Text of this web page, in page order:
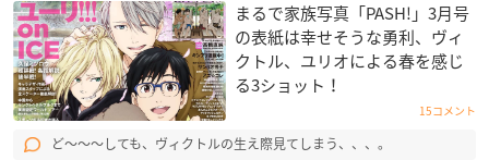
まるで家族写真「PASH!」3月号
の表紙は幸せそうな勇利、ヴィ
クトル、ユリオによる春を感じ
る3ショット！
15コメント
ど〜〜〜しても、ヴィクトルの生え際見てしまう、、、。